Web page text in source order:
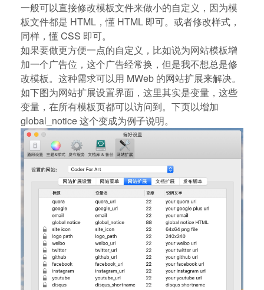
一般可以直接修改模板文件来做小的自定义，因为模
板文件都是 HTML，懂 HTML 即可。或者修改样式，
同样，懂 CSS 即可。
如果要做更方便一点的自定义，比如说为网站模板增
加一个广告位，这个广告经常换，但是我不想总是修
改模板。这种需求可以用 MWeb 的网站扩展来解决。
如下图为网站扩展设置界面，这里其实是变量，这些
变量，在所有模板页都可以访问到。下页以增加
global_notice 这个变成为例子说明。